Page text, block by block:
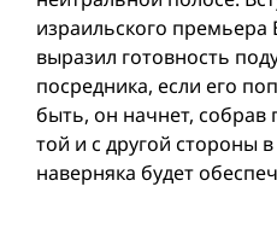
израильского
выразил готовность
посредника, если его
быть, он начнет, собрав
той и с другой стороны
наверняка будет